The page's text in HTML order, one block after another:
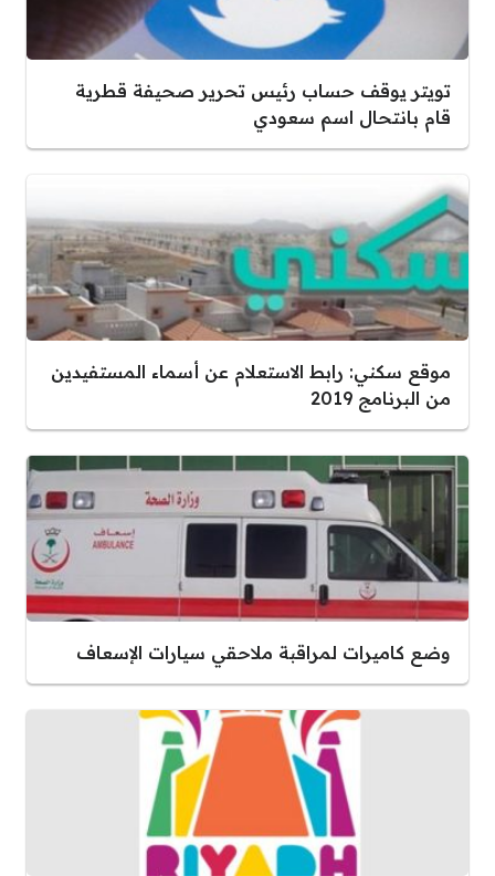
تويتر يوقف حساب رئيس تحرير صحيفة قطرية
قام بانتحال اسم سعودي
موقع سكني: رابط الاستعلام عن أسماء المستفيدين
من البرنامج 2019
وضع كاميرات لمراقبة ملاحقي سيارات الإسعاف